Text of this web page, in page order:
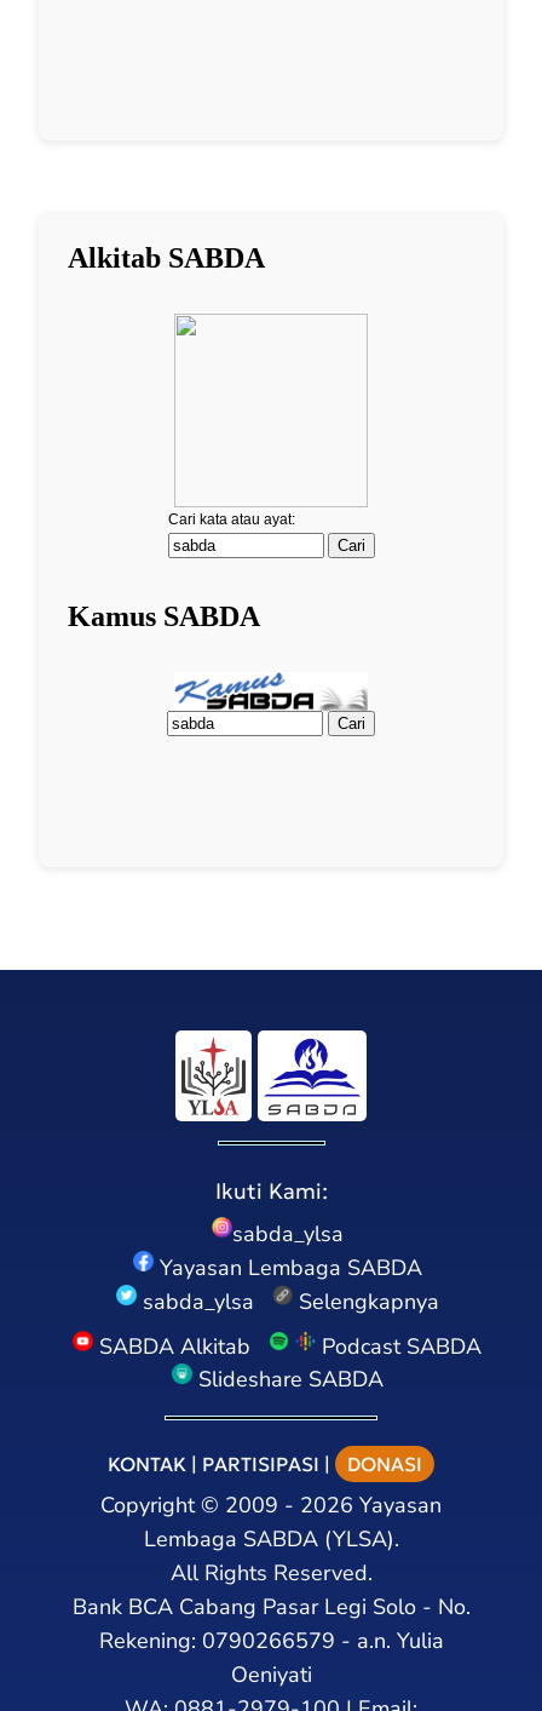
Ikuti Kami:
sabda_ylsa
Yayasan Lembaga SABDA
sabda_ylsa
Selengkapnya
SABDA Alkitab
Podcast SABDA
Slideshare SABDA
KONTAK | PARTISIPASI | DONASI
Copyright© 2009 - 2026 Yayasan
Lembaga SABDA (YLSA).
All Rights Reserved.
Bank BCA Cabang Pasar Legi Solo - No.
Rekening: 0790266579 - a.n. Yulia
Oeniyati